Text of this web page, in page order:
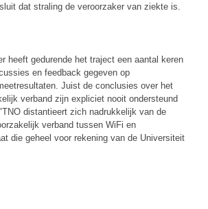
dat straling de veroorzaker van ziekte is.
heeft gedurende het traject een aantal keren
en feedback gegeven op
Juist de conclusies over het
verband zijn expliciet nooit ondersteund
distantieert zich nadrukkelijk van de
verband tussen WiFi en
die geheel voor rekening van de Universiteit